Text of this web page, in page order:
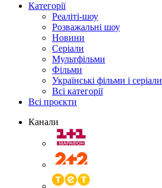
Категорії
Реаліті-шоу
Розважальні шоу
Новини
Серіали
Мультфільми
Фільми
Українські фільми і серіали
Всі категорії
Всі проєкти
Канали